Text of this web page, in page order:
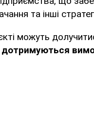
та інші
можуть
дотримуються